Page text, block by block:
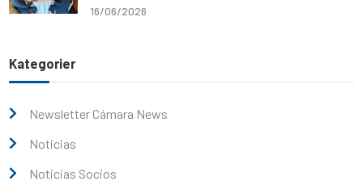
16/06/2026
Kategorier
Newsletter Cámara News
Noticias
Noticias Socios